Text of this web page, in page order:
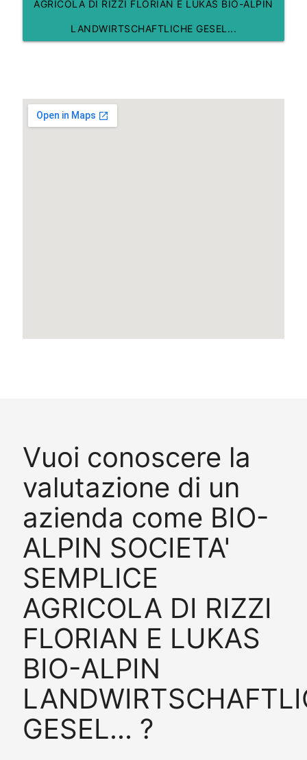
AGRICOLA DI RIZZI FLORIAN E LUKAS BIO-ALPIN
LANDWIRTSCHAFTLICHE GESEL...
Vuoi conoscere la
valutazione di un
azienda come BIO-
ALPIN SOCIETA'
SEMPLICE
AGRICOLA DI RIZZI
FLORIAN E LUKAS
BIO-ALPIN
GESEL... ?